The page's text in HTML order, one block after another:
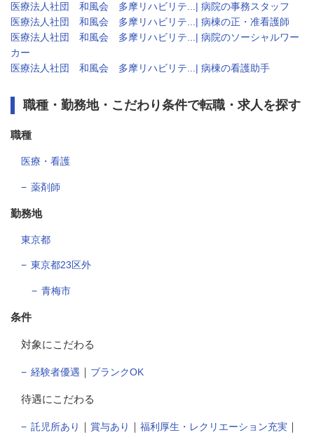
医療法人社団 和風会 多摩リハビリテ...| 病院の事務スタッフ
医療法人社団 和風会 多摩リハビリテ...| 病棟の正・准看護師
医療法人社団 和風会 多摩リハビリテ...| 病院のソーシャルワー
カー
医療法人社団 和風会 多摩リハビリテ...| 病棟の看護助手
職種・勤務地・こだわり条件で転職・求人を探す
職種
医療・看護
薬剤師
勤務地
東京都
東京都23区外
青梅市
条件
対象にこだわる
経験者優遇 ｜ ブランクOK
待遇にこだわる
託児所あり ｜ 賞与あり ｜ 福利厚生・レクリエーション充実 ｜